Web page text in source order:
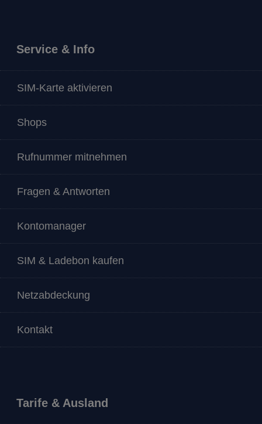
Service & Info
SIM-Karte aktivieren
Shops
Rufnummer mitnehmen
Fragen & Antworten
Kontomanager
SIM & Ladebon kaufen
Netzabdeckung
Kontakt
Tarife & Ausland